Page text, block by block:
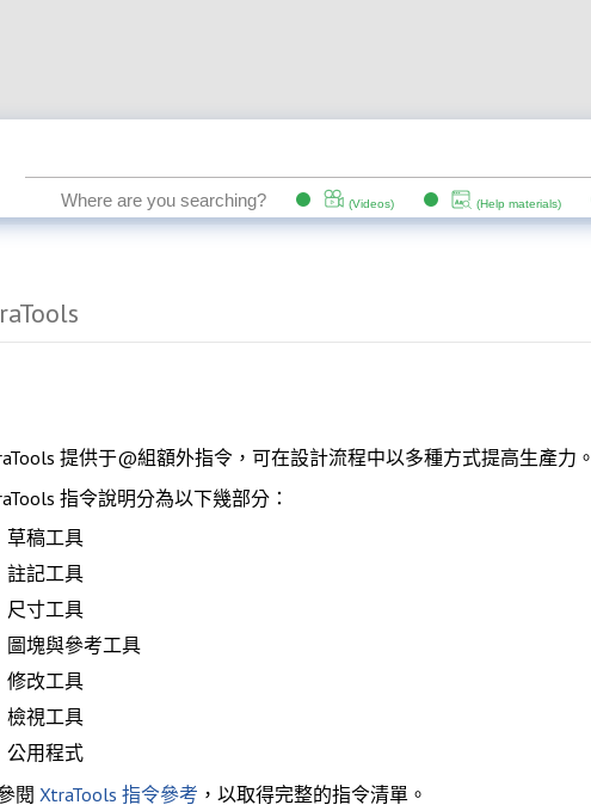
27. XtraTools
提供于@組額外指令，可在設計流程中以多種方式提高生產力。
指令說明分為以下幾部分：
草稿工具
註記工具
尺寸工具
圖塊與參考工具
修改工具
檢視工具
公用程式
閱 XtraTools 指令參考 ，以取得完整的指令清單。